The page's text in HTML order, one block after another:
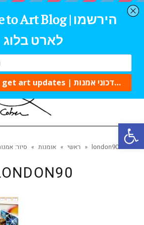
ראשי » אומנות » סיור: » london90